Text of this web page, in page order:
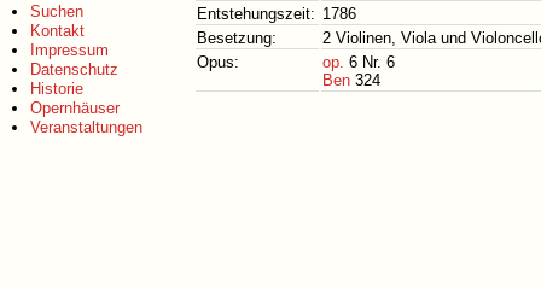
Suchen
Kontakt
Impressum
Datenschutz
Historie
Opernhäuser
Veranstaltungen
Entstehungszeit: 1786
Besetzung:
2 Violinen, Viola und
Opus:
op. 6 Nr. 6
Ben 324